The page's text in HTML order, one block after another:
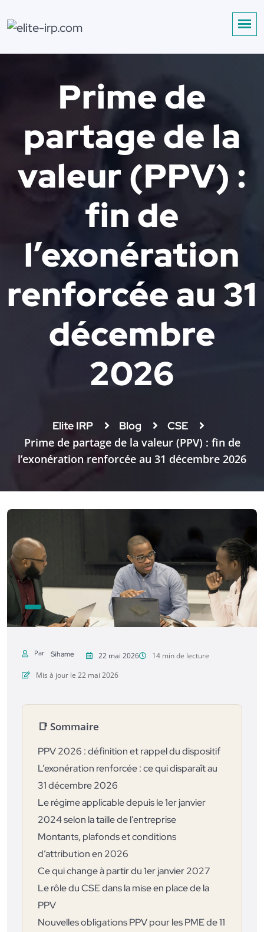
Prime de
partage de la
valeur (PPV) :
fin de
l’exonération
renforcée au 31
décembre
2026
Elite IRP Blog CSE
Prime de partage de la valeur (PPV) : fin de
l’exonération renforcée au 31 décembre 2026
Par Sihame 22 mai 2026
14 min de lecture
Mis à jour le 22 mai 2026
📑 Sommaire
PPV 2026 : définition et rappel du dispositif
L’exonération renforcée : ce qui disparaît au
31 décembre 2026
Le régime applicable depuis le 1er janvier
2024 selon la taille de l’entreprise
Montants, plafonds et conditions
d’attribution en 2026
Ce qui change à partir du 1er janvier 2027
Le rôle du CSE dans la mise en place de la
PPV
Nouvelles obligations PPV pour les PME de 11